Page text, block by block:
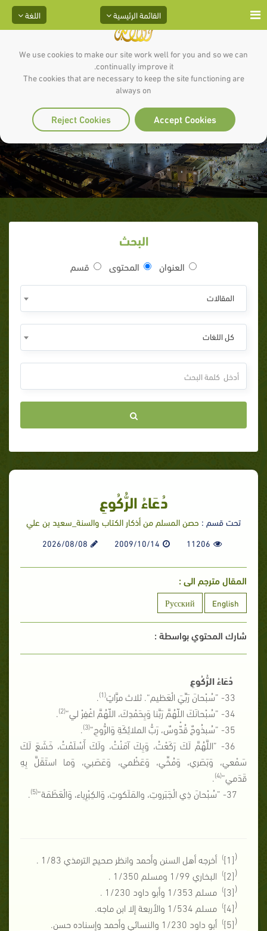
We use cookies to make our site work well for you and so we can
continually improve it.
The cookies that are necessary to keep the site functioning are
always on
Accept Cookies
Reject Cookies
اللغة القائمة الرئيسية
دُعَاءُ الرُّكُوعِ
البحث
العنوان المحتوى قسم
المقالات
كل اللغات
دُعَاءُ الرُّكُوعِ
تحت قسم : حصن المسلم من أذكار الكتاب والسنة_سعيد بن علي
11206
2009/10/14
2026/08/08
المقال مترجم الى :
English
Русский
شارك المحتوي بواسطة :
دُعَاءُ الرُّكُوعِ
33- ”سُبْحانَ رَبِّيَ الْعَظيم“. ثلاث مرَّاتٍ
(1)
.
34- ”سُبْحانَكَ اللّهُمَّ رَبَّنا وَبِحَمْدِكَ، اللّهُمَّ اغْفِرْ لي“
(2)
.
35- ”سُبذُوحٌ قُدّْوسٌ، رَبُّ الملائِكَةِ وَالرُّوحِ“
(3)
.
36- ”اللَّهُمَّ لَكَ رَكَعْتُ، وَبِكَ آمَنْتُ، ولَكَ أَسْلَمْتُ، خَشَعَ لَكَ
سَمْعي، وَبَصَري، وَمُخِّي، وَعَظْمي، وَعَصَبي، وَما استَقَلَّ بِهِ
قَدَمي“(4)
.
37- ”سُبْحانَ ذِي الْجَبَروتِ، والمَلَكوتِ، وَالكِبْرِياء، وَالْعَظَمَة“
(5)
.
(
[1]
) أخرجه أهل السنن وأحمد وانظر صحيح الترمذي 1/83 .
(
[2]
) البخاري 1/99 ومسلم 1/350 .
(
[3]
) مسلم 1/353 وأبو داود 1/230 .
(
[4]
) مسلم 1/534 والأربعة إلا ابن ماجه.
(
[5]
) أبو داود 1/230 والنسائي وأحمد وإسناده حسن.